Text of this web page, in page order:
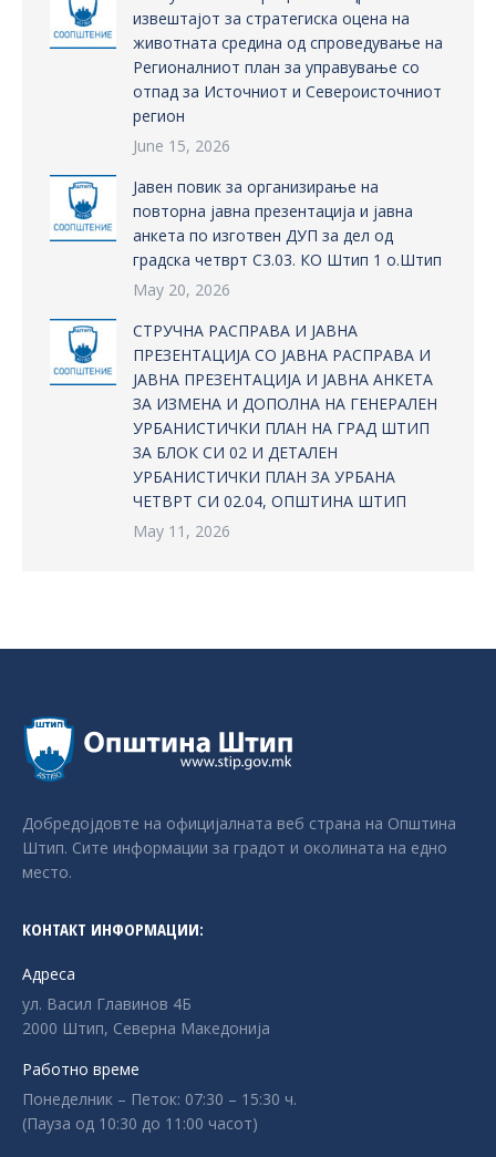
извештајот за стратегиска оцена на
животната средина од спроведување на
Регионалниот план за управување со
отпад за Источниот и Североисточниот
регион
June 15, 2026
Јавен повик за организирање на
повторна јавна презентација и јавна
анкета по изготвен ДУП за дел од
градска четврт С3.03. КО Штип 1 о.Штип
May 20, 2026
СТРУЧНА РАСПРАВА И ЈАВНА
ПРЕЗЕНТАЦИЈА СО ЈАВНА РАСПРАВА И
ЈАВНА ПРЕЗЕНТАЦИЈА И ЈАВНА АНКЕТА
ЗА ИЗМЕНА И ДОПОЛНА НА ГЕНЕРАЛЕН
УРБАНИСТИЧКИ ПЛАН НА ГРАД ШТИП
ЗА БЛОК СИ 02 И ДЕТАЛЕН
УРБАНИСТИЧКИ ПЛАН ЗА УРБАНА
ЧЕТВРТ СИ 02.04, ОПШТИНА ШТИП
May 11, 2026
Добредојдовте на официјалната веб страна на Општина
Штип. Сите информации за градот и околината на едно
место.
КОНТАКТ ИНФОРМАЦИИ:
Адреса
ул. Васил Главинов 4Б
2000 Штип, Северна Македонија
Работно време
Понеделник – Петок: 07:30 – 15:30 ч.
(Пауза од 10:30 до 11:00 часот)